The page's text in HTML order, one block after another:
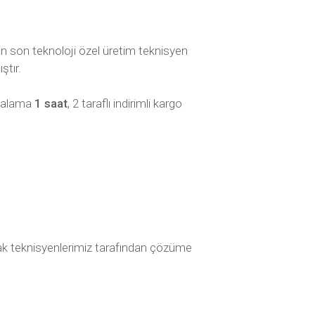
son teknoloji özel üretim teknisyen
1 saat, 2 taraflı indirimli kargo
teknisyenlerimiz tarafından çözüme